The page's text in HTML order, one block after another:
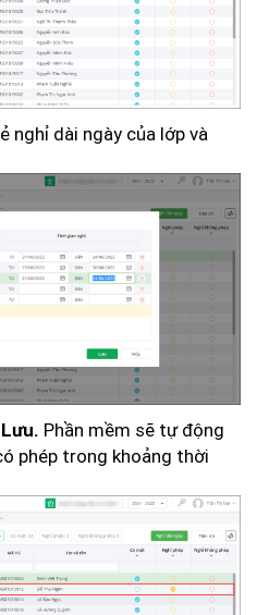
nghỉ dài ngày của lớp và
Lưu. Phần mềm sẽ tự động
phép trong khoảng thời